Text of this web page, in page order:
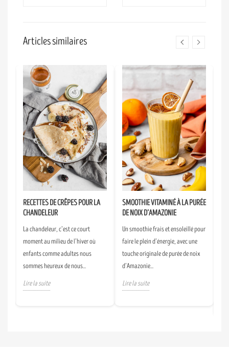
Articles similaires
RECETTES DE CRÊPES POUR LA
CHANDELEUR
La chandeleur, c’est ce court
moment au milieu de l’hiver où
enfants comme adultes nous
sommes heureux de nous...
Lire la suite
SMOOTHIE VITAMINÉ À LA PURÉE
DE NOIX D’AMAZONIE
Un smoothie frais et ensoleillé pour
faire le plein d’énergie, avec une
touche originale de purée de noix
d’Amazonie...
Lire la suite